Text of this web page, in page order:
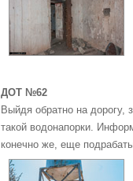
ДОТ №62
Выйдя обратно на
такой водонапорки.
конечно же, еще